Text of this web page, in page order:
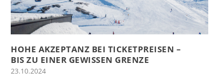
HOHE AKZEPTANZ BEI TICKETPREISEN –
BIS ZU EINER GEWISSEN GRENZE
23.10.2024